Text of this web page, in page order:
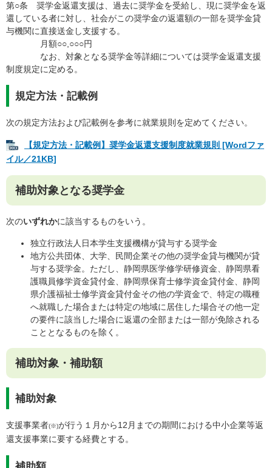
第○条 奨学金返還支援は、過去に奨学金を受給し、現に奨学金を返
還している者に対し、社会がこの奨学金の返還額の一部を奨学金貸
与機関に直接送金し支援する。
月額○○,○○○円
なお、対象となる奨学金等詳細については奨学金返還支援
制度規定に定める。
規定方法・記載例
次の規定方法および記載例を参考に就業規則を定めてください。
【規定方法・記載例】奨学金返還支援制度就業規則 [Wordファ
イル／21KB]
補助対象となる奨学金
次のいずれかに該当するものをいう。
独立行政法人日本学生支援機構が貸与する奨学金
地方公共団体、大学、民間企業その他の奨学金貸与機関が貸
与する奨学金。ただし、静岡県医学修学研修資金、静岡県看
護職員修学資金貸付金、静岡県保育士修学資金貸付金、静岡
県介護福祉士修学資金貸付金その他の学資金で、特定の職種
へ就職した場合または特定の地域に居住した場合その他一定
の要件に該当した場合に返還の全部または一部が免除される
こととなるものを除く。
補助対象・補助額
補助対象
支援事業者(※)が行う１月から12月までの期間における中小企業等返
還支援事業に要する経費とする。